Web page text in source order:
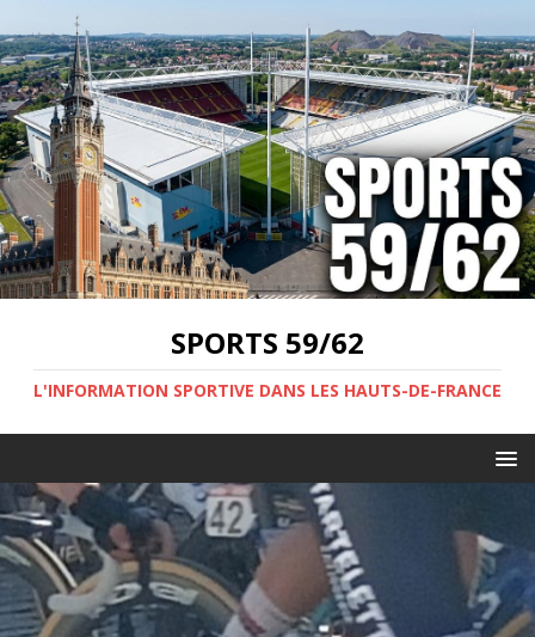
SPORTS 59/62
L'INFORMATION SPORTIVE DANS LES HAUTS-DE-FRANCE